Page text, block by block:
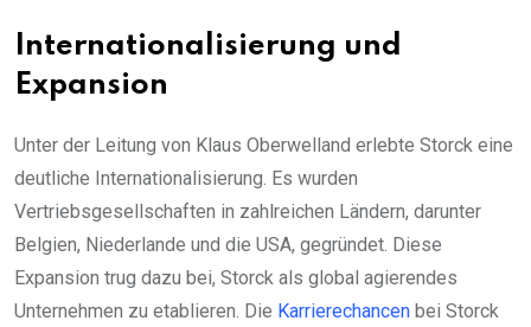
Internationalisierung und
Expansion
Unter der Leitung von Klaus Oberwelland erlebte Storck eine
deutliche Internationalisierung. Es wurden
Vertriebsgesellschaften in zahlreichen Ländern, darunter
Belgien, Niederlande und die USA, gegründet. Diese
Expansion trug dazu bei, Storck als global agierendes
Unternehmen zu etablieren. Die Karrierechancen bei Storck